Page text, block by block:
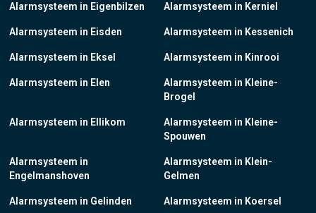
Alarmsysteem in Eigenbilzen
Alarmsysteem in Eisden
Alarmsysteem in Eksel
Alarmsysteem in Elen
Alarmsysteem in Ellikom
Alarmsysteem in
Engelmanshoven
Alarmsysteem in Gelinden
Alarmsysteem in Kerniel
Alarmsysteem in Kessenich
Alarmsysteem in Kinrooi
Alarmsysteem in Kleine-
Brogel
Alarmsysteem in Kleine-
Spouwen
Alarmsysteem in Klein-
Gelmen
Alarmsysteem in Koersel